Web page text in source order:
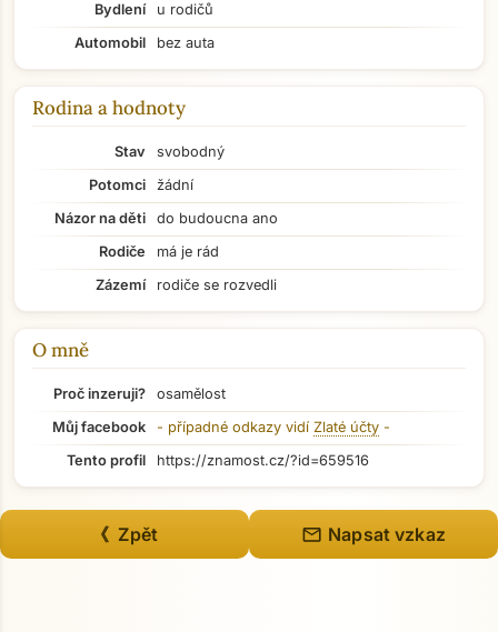
Přejít na hlavní obsah
Bydlení
u rodičů
Automobil
bez auta
Rodina a hodnoty
Stav
svobodný
Potomci
žádní
Názor na děti
do budoucna ano
Rodiče
má je rád
Zázemí
rodiče se rozvedli
O mně
Proč inzeruji?
osamělost
Můj facebook
- případné odkazy vidí Zlaté účty -
Tento profil
https://znamost.cz/?id=659516
《 Zpět mail Napsat vzkaz